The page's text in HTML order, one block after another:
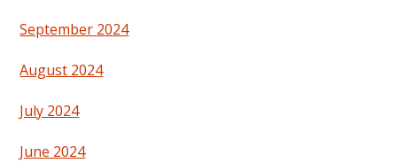
September 2024
August 2024
July 2024
June 2024